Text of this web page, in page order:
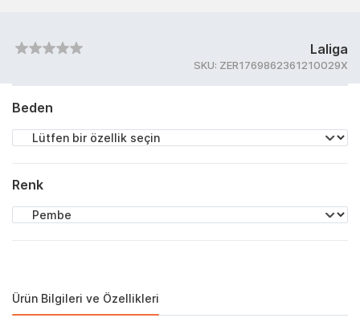
Laliga
SKU: ZER1769862361210029X
Beden
Renk
Ürün Bilgileri ve Özellikleri